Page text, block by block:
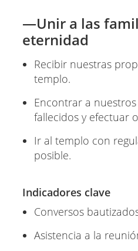
—Unir a las
eternidad
Recibir nuestras
templo.
Encontrar a
fallecidos y efectuar
Ir al templo con
posible.
Indicadores clave
Conversos
Asistencia a la